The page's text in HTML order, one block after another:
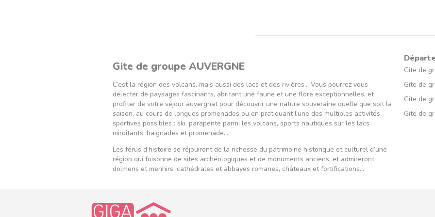
Gite de groupe AUVERGNE
C’est la région des volcans, mais aussi des lacs et des rivières… Vous pourrez vous
délecter de paysages fascinants, abritant une faune et une flore exceptionnelles, et
profiter de votre séjour auvergnat pour découvrir une nature souveraine quelle que soit la
saison, au cours de longues promenades ou en pratiquant l’une des multiples activités
sportives possibles : ski, parapente parmi les volcans, sports nautiques sur les lacs
miroitants, baignades et promenade…
Les férus d’histoire se réjouiront de la richesse du patrimoine historique et culturel d’une
région qui foisonne de sites archéologiques et de monuments anciens, et admireront
dolmens et menhirs, cathédrales et abbayes romanes, châteaux et fortifications…
Gite de
Gite de
Gite de
Gite de